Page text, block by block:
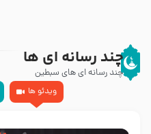
چند رسانه ای ها
چند رسانه ای های سبطین
ویدئو ها